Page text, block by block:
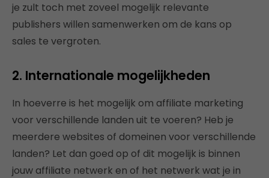
je zult toch met zoveel mogelijk relevante
publishers willen samenwerken om de kans op
sales te vergroten.
2. Internationale mogelijkheden
In hoeverre is het mogelijk om affiliate marketing
voor verschillende landen uit te voeren? Heb je
meerdere websites of domeinen voor verschillende
landen? Let dan goed op of dit mogelijk is binnen
jouw affiliate netwerk en of het netwerk wat je in